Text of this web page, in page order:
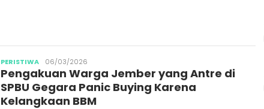
PERISTIWAPublisher
06/03/2026
Pengakuan Warga Jember yang Antre di
SPBU Gegara Panic Buying Karena
Kelangkaan BBM